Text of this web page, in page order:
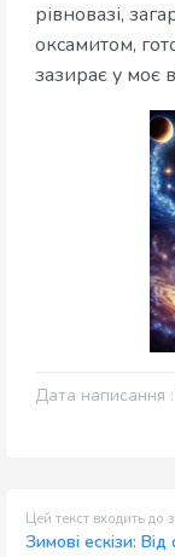
рівновазі,
оксамитом,
зазирає у моє
Дата написання
Цей текст входить до
Зимові ескізи: